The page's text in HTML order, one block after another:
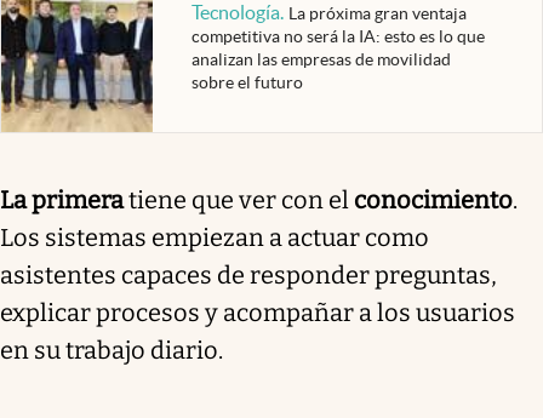
Tecnología. La próxima gran ventaja
competitiva no será la IA: esto es lo que
analizan las empresas de movilidad
sobre el futuro
La primeratiene que ver con el conocimiento.
Los sistemas empiezan a actuar como
asistentes capaces de responder preguntas,
explicar procesos y acompañar a los usuarios
en su trabajo diario.